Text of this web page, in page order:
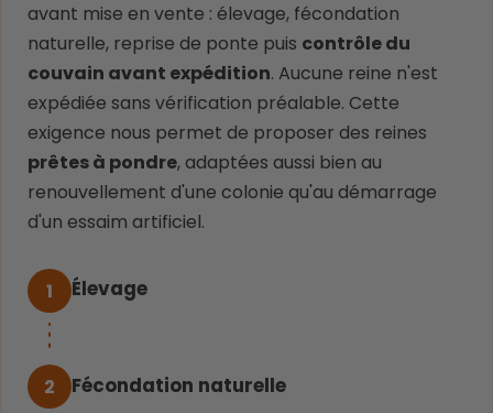
avant mise en vente : élevage, fécondation
naturelle, reprise de ponte puis contrôle du
couvain avant expédition. Aucune reine n'est
expédiée sans vérification préalable. Cette
exigence nous permet de proposer des reines
prêtes à pondre, adaptées aussi bien au
renouvellement d'une colonie qu'au démarrage
d'un essaim artificiel.
1 Élevage
2 Fécondation naturelle